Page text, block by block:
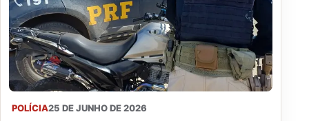
POLÍCIA25 DE JUNHO DE 2026